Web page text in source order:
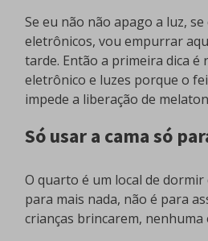
Se eu não não apago a luz,
eletrônicos, vou empurrar
tarde. Então a primeira dica é
eletrônico e luzes porque o
impede a liberação de
Só usar a cama só
O quarto é um local de
para mais nada, não é para
crianças brincarem, nenhuma